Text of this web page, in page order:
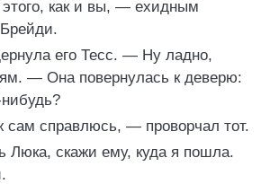
как и вы, — ехидным
его Тесс. — Ну ладно,
— Она повернулась к деверю:
справлюсь, — проворчал тот.
скажи ему, куда я пошла.